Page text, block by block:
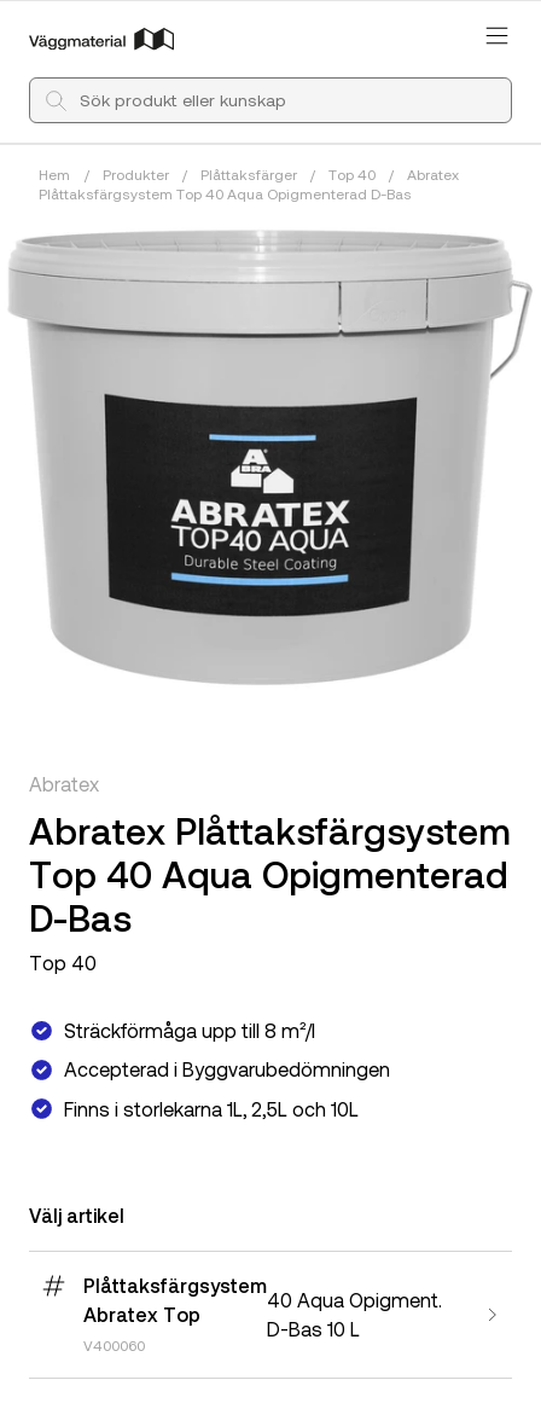
Hem / Produkter / Plåttaksfärger / Top 40 /
Abratex
Plåttaksfärgsystem Top 40 Aqua Opigmenterad D-Bas
Abratex
Abratex Plåttaksfärgsystem
Top 40 Aqua Opigmenterad
D-Bas
Top 40
Sträckförmåga upp till 8 m²/l
Accepterad i Byggvarubedömningen
Finns i storlekarna 1L, 2,5L och 10L
Välj artikel
Plåttaksfärgsystem
Abratex Top
V400060
40 Aqua Opigment.
D-Bas 10 L